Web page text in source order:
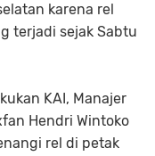
karena rel
terjadi sejak Sabtu
KAI, Manajer
Hendri Wintoko
rel di petak